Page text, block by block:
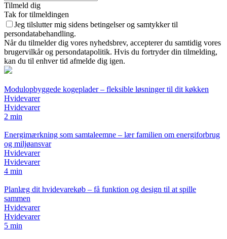
Tilmeld dig
Tak for tilmeldingen
Jeg tilslutter mig sidens betingelser og samtykker til
persondatabehandling.
Når du tilmelder dig vores nyhedsbrev, accepterer du samtidig vores
brugervilkår og persondatapolitik. Hvis du fortryder din tilmelding,
kan du til enhver tid afmelde dig igen.
Modulopbyggede kogeplader – fleksible løsninger til dit køkken
Hvidevarer
Hvidevarer
2 min
Energimærkning som samtaleemne – lær familien om energiforbrug
og miljøansvar
Hvidevarer
Hvidevarer
4 min
Planlæg dit hvidevarekøb – få funktion og design til at spille
sammen
Hvidevarer
Hvidevarer
5 min